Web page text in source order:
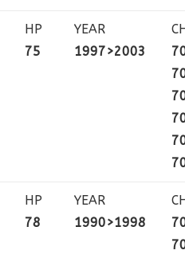
HP
75
YEAR
1997>2003
HP
78
YEAR
1990>1998